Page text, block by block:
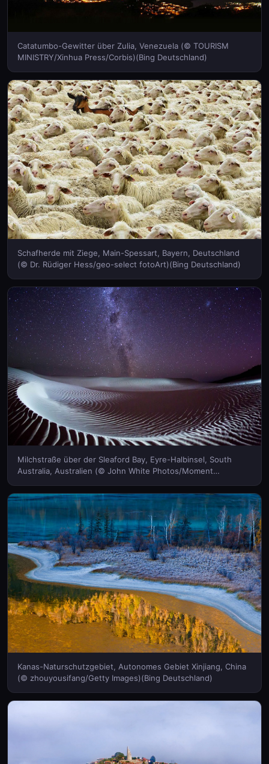
Catatumbo-Gewitter über Zulia, Venezuela (© TOURISM
MINISTRY/Xinhua Press/Corbis)(Bing Deutschland)
Schafherde mit Ziege, Main-Spessart, Bayern, Deutschland
(© Dr. Rüdiger Hess/geo-select fotoArt)(Bing Deutschland)
Milchstraße über der Sleaford Bay, Eyre-Halbinsel, South
Australia, Australien (© John White Photos/Moment
Kanas-Naturschutzgebiet, Autonomes Gebiet Xinjiang, China
(© zhouyousifang/Getty Images)(Bing Deutschland)